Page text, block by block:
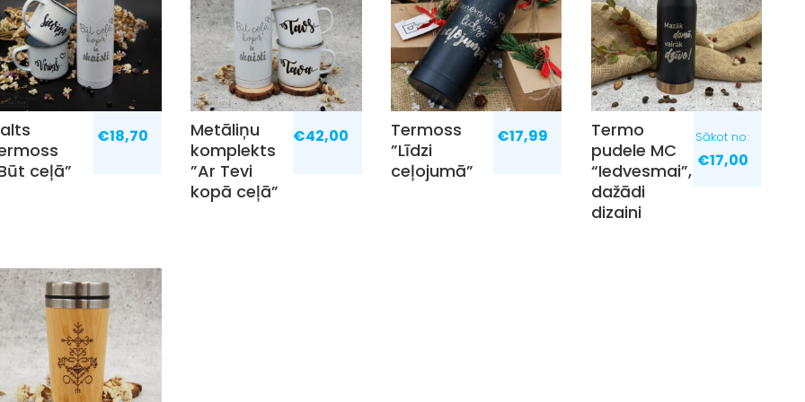
ceļā”
€18,70
Metāliņu
komplekts
”Ar Tevi
kopā ceļā”
€42,00
Termoss
”Līdzi
ceļojumā”
€17,99
Termo
pudele MC
“Iedvesmai”,
dažādi
dizaini
Sākot no:
€17,00